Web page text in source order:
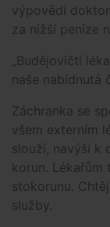
výpovědí
za nižší peníze
„Budějovičtí
naše nabídnutá
Záchranka se
všem externím
slouží, navýší k
korun. Lékařům
stokorunu.
služby.